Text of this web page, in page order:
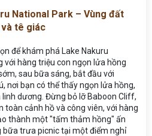
National Park – Vùng đất
và tê giác
để khám phá Lake Nakuru
với hàng triệu con ngọn lửa hồng
sau bữa sáng, bắt đầu với
nơi bạn có thể thấy ngọn lửa hồng,
dương. Đừng bỏ lỡ Baboon Cliff,
toàn cảnh hồ và công viên, với hàng
thành một "tấm thảm hồng" ấn
bữa trưa picnic tại một điểm nghỉ